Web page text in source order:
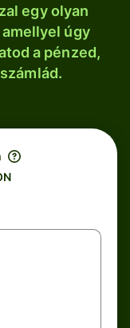
egy olyan
úgy
a pénzed,